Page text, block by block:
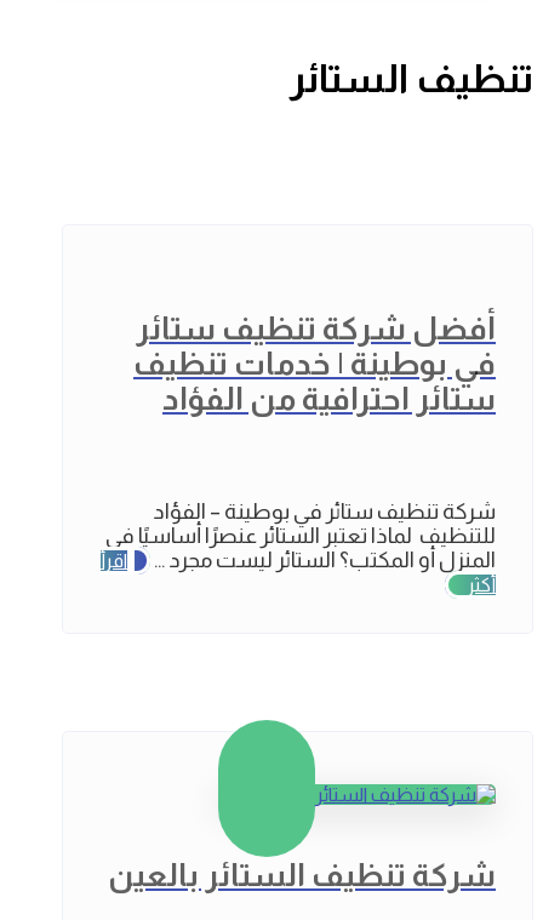
تنظيف الستائر
أفضل شركة تنظيف ستائر
في بوطينة | خدمات تنظيف
ستائر احترافية من الفؤاد
شركة تنظيف ستائر في بوطينة – الفؤاد
للتنظيف لماذا تعتبر الستائر عنصرًا أساسيًا في
المنزل أو المكتب؟ الستائر ليست مجرد ...
اقرأ
أكثر
شركة تنظيف الستائر بالعين